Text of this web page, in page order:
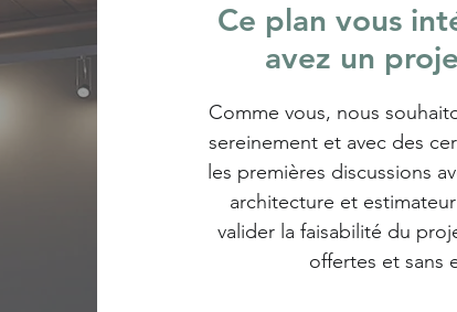
Ce plan vous
avez un
Comme vous, nous
sereinement et avec des
les premières discussions
architecture et
valider la faisabilité du
offertes et sans